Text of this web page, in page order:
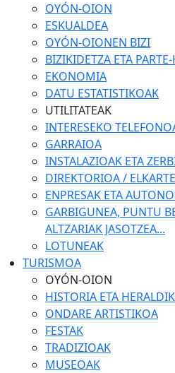
OYÓN-OION
ESKUALDEA
OYÓN-OIONEN BIZI
BIZIKIDETZA ETA
EKONOMIA
DATU ESTATISTIKOAK
UTILITATEAK
INTERESEKO
GARRAIOA
INSTALAZIOAK ETA
DIREKTORIOA /
ENPRESAK ETA
GARBIGUNEA, PUNTU
ALTZARIAK JASOTZEA...
LOTUNEAK
TURISMOA
OYÓN-OION
HISTORIA ETA
ONDARE ARTISTIKOA
FESTAK
TRADIZIOAK
MUSEOAK